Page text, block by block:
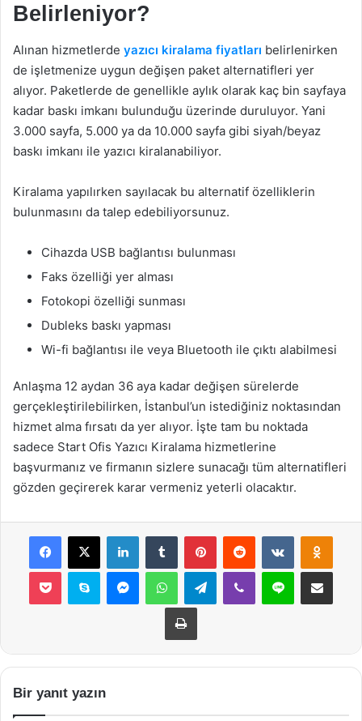
Belirleniyor?
Alınan hizmetlerde yazıcı kiralama fiyatları belirlenirken
de işletmenize uygun değişen paket alternatifleri yer
alıyor. Paketlerde de genellikle aylık olarak kaç bin sayfaya
kadar baskı imkanı bulunduğu üzerinde duruluyor. Yani
3.000 sayfa, 5.000 ya da 10.000 sayfa gibi siyah/beyaz
baskı imkanı ile yazıcı kiralanabiliyor.
Kiralama yapılırken sayılacak bu alternatif özelliklerin
bulunmasını da talep edebiliyorsunuz.
Cihazda USB bağlantısı bulunması
Faks özelliği yer alması
Fotokopi özelliği sunması
Dubleks baskı yapması
Wi-fi bağlantısı ile veya Bluetooth ile çıktı alabilmesi
Anlaşma 12 aydan 36 aya kadar değişen sürelerde
gerçekleştirilebilirken, İstanbul’un istediğiniz noktasından
hizmet alma fırsatı da yer alıyor. İşte tam bu noktada
sadece Start Ofis Yazıcı Kiralama hizmetlerine
başvurmanız ve firmanın sizlere sunacağı tüm alternatifleri
gözden geçirerek karar vermeniz yeterli olacaktır.
Facebook
X LinkedInTumblr PinterestReddit VKontakte
Pocket Skype MessengerWhatsAppTelegramViber Line E-Posta ile
Yazdır
Bir yanıt yazın